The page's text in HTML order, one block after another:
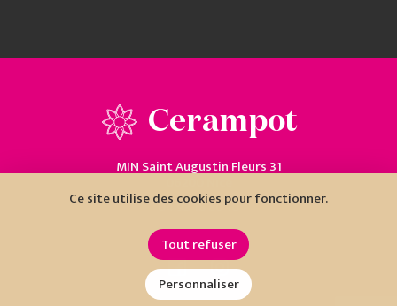
Cerampot
MIN Saint Augustin Fleurs 31
04 93 18 80 10
Ce site utilise des cookies pour fonctionner.
Tout refuser
Personnaliser